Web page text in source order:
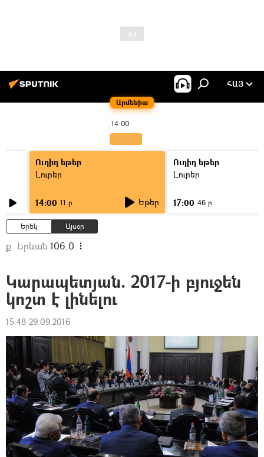
Արմենիա
ՀԱՅ
14:00
Ուղիղ եթեր
Լուրեր
14:00 11 ր Եթեր
Ուղիղ եթեր
Լուրեր
17:00 46 ր
Երեկ Այսօր
ք. Երևան 106.0
Կարապետյան. 2017-ի բյուջեն
կոշտ է լինելու
15:48 29.09.2016